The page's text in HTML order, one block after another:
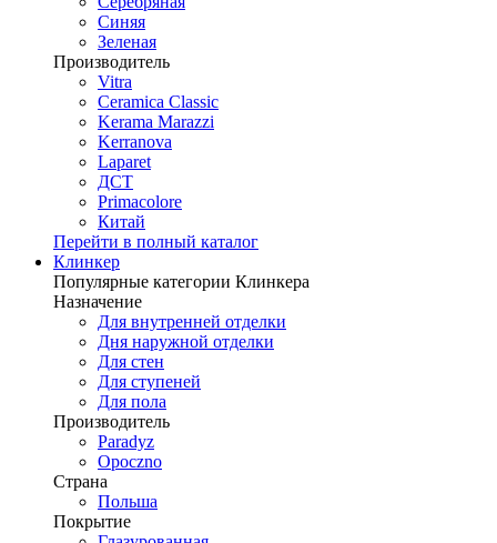
Синяя
Зеленая
Производитель
Vitra
Ceramica Classic
Kerama Marazzi
Kerranova
Laparet
ДСТ
Primacolore
Китай
Перейти в полный каталог
Клинкер
Популярные категории Клинкера
Назначение
Для внутренней отделки
Дня наружной отделки
Для стен
Для ступеней
Для пола
Производитель
Paradyz
Opoczno
Страна
Польша
Покрытие